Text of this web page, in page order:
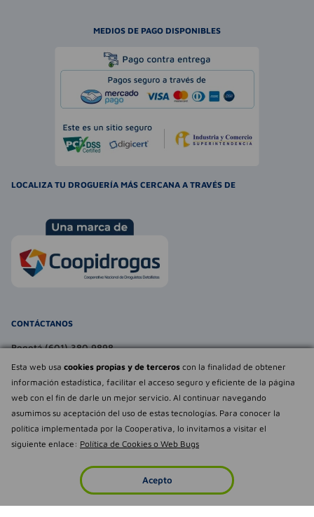
Esta web usa cookies propias y de terceros con la finalidad de obtener
información estadística, facilitar el acceso seguro y eficiente de la página
web con el fin de darle un mejor servicio. Al continuar navegando
asumimos su aceptación del uso de estas tecnologías. Para conocer la
política implementada por la Cooperativa, lo invitamos a visitar el
siguiente enlace: Política de Cookies o Web Bugs
Acepto
Imperdibles Favoritos
Déjanos tu
opinión
MEDIOS DE PAGO DISPONIBLES
LOCALIZA TU DROGUERÍA MÁS CERCANA A TRAVÉS DE
CONTÁCTANOS
Bogotá (601) 380 9898
atencionalcliente@farmaexpress.com
TE PUEDE INTERESAR
NOSOTROS
Empowered by
Todos los derechos reservados Farmaexpress 2025